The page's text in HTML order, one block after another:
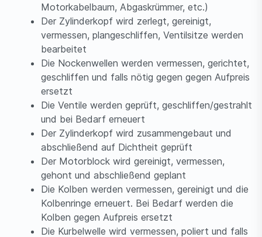
Motorkabelbaum, Abgaskrümmer, etc.)
Der Zylinderkopf wird zerlegt, gereinigt,
vermessen, plangeschliffen, Ventilsitze werden
bearbeitet
Die Nockenwellen werden vermessen, gerichtet,
geschliffen und falls nötig gegen gegen Aufpreis
ersetzt
Die Ventile werden geprüft, geschliffen/gestrahlt
und bei Bedarf erneuert
Der Zylinderkopf wird zusammengebaut und
abschließend auf Dichtheit geprüft
Der Motorblock wird gereinigt, vermessen,
gehont und abschließend geplant
Die Kolben werden vermessen, gereinigt und die
Kolbenringe erneuert. Bei Bedarf werden die
Kolben gegen Aufpreis ersetzt
Die Kurbelwelle wird vermessen, poliert und falls